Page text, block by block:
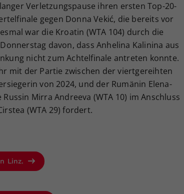
Verletzungspause ihren ersten Top-20-
gegen Donna Vekić, die bereits vor
war die Kroatin (WTA 104) durch die
davon, dass Anhelina Kalinina aus
nicht zum Achtelfinale antreten konnte.
mit der Partie zwischen der viertgereihten
von 2024, und der Rumänin Elena-
Mirra Andreeva (WTA 10) im Anschluss
(WTA 29) fordert.
Linz.